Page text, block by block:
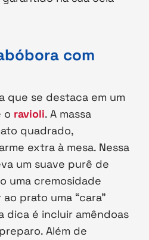
com
que se destaca em um
o ravioli. A massa
quadrado,
extra à mesa. Nessa
um suave purê de
uma cremosidade
prato uma “cara”
dica é incluir amêndoas
Além de